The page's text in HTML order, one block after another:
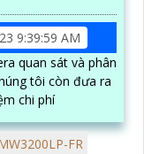
9:39:59 AM
quan sát và phân
tôi còn đưa ra
chi phí
FR